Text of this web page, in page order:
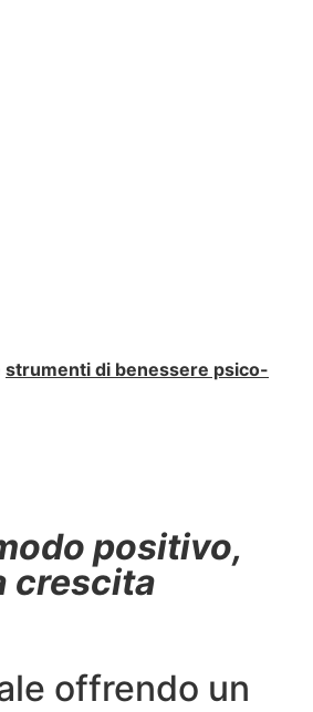
strumenti di benessere psico-
positivo,
crescita
offrendo un